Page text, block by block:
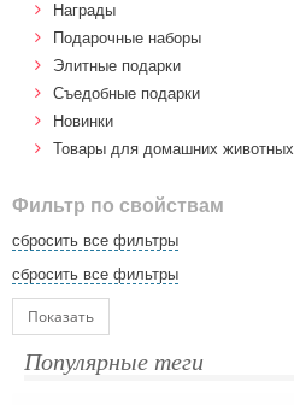
Награды
Подарочные наборы
Элитные подарки
Cъедобные подарки
Новинки
Товары для домашних животных
Фильтр по свойствам
сбросить все фильтры
сбросить все фильтры
Показать
Популярные теги